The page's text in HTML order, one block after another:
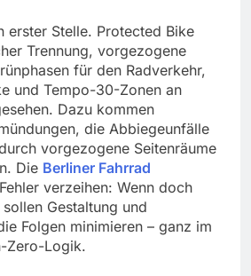
erster Stelle. Protected Bike
Trennung, vorgezogene
für den Radverkehr,
und Tempo-30-Zonen an
Dazu kommen
die Abbiegeunfälle
vorgezogene Seitenräume
Die Berliner Fahrrad
verzeihen: Wenn doch
Gestaltung und
Folgen minimieren – ganz im
Zero-Logik.